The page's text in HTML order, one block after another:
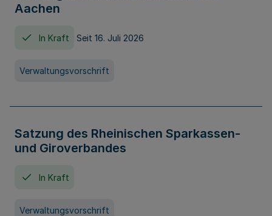
Aachen
In Kraft Seit 16. Juli 2026
Verwaltungsvorschrift
Satzung des Rheinischen Sparkassen-
und Giroverbandes
In Kraft
Verwaltungsvorschrift